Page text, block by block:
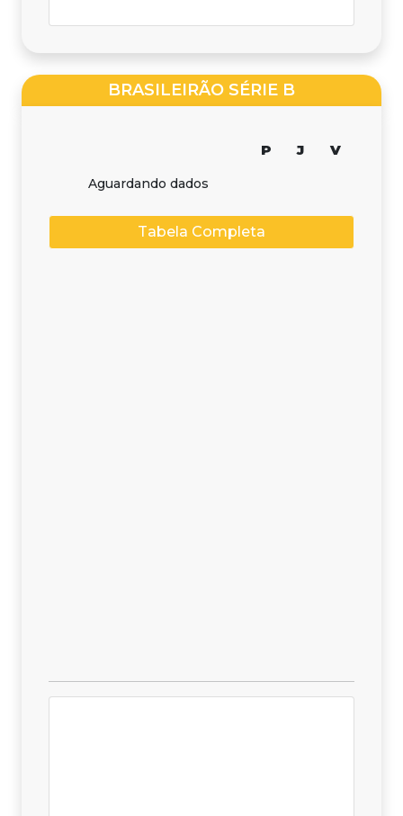
BRASILEIRÃO SÉRIE B
P J V
Aguardando dados
Tabela Completa